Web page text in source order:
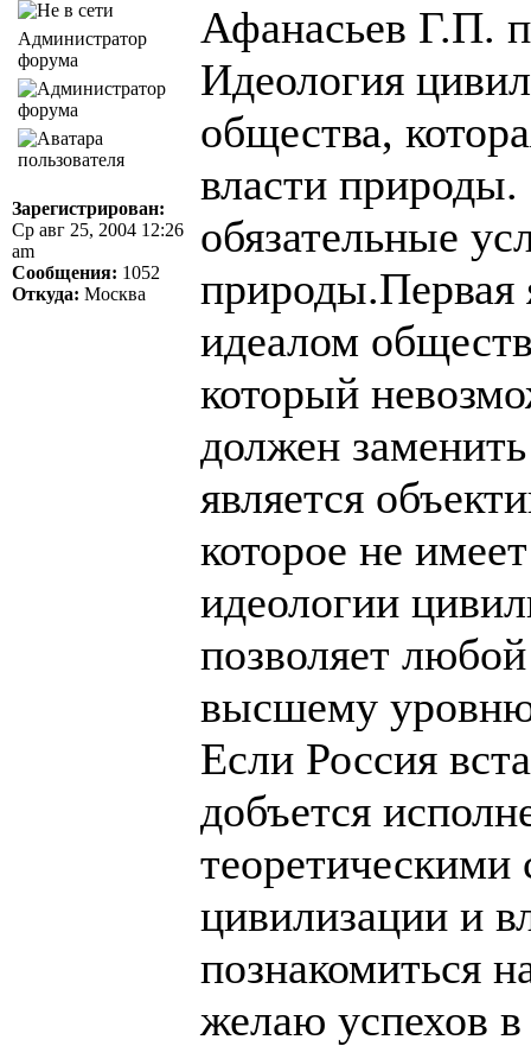
Администратор
форума
Зарегистрирован:
Ср авг 25, 2004 12:26
am
Сообщения: 1052
Откуда: Москва
Афанасьев Г.П.
Идеология
общества,
власти
обязательные
природы.Первая
идеалом
который
должен
является
которое не
идеологии
позволяет
высшему уровню
Если Россия
добъется
теоретическими
цивилизации и
познакомиться
желаю успехов